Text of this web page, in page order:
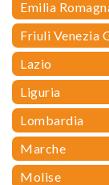
Emilia
Friuli Venezia
Lazio
Liguria
Lombardia
Marche
Molise